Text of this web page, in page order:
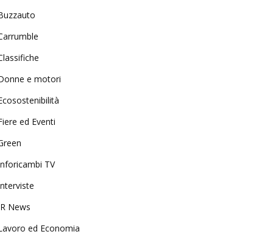
e motori
ed Eventi
TV
News
ed Economia